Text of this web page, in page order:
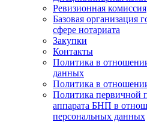
Ревизионная комиссия
Базовая организация
сфере нотариата
Закупки
Контакты
Политика в
данных
Политика в
Политика первичной
аппарата БНП в
персональных данных